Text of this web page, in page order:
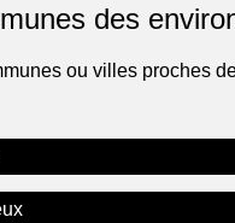
des
ou villes proches